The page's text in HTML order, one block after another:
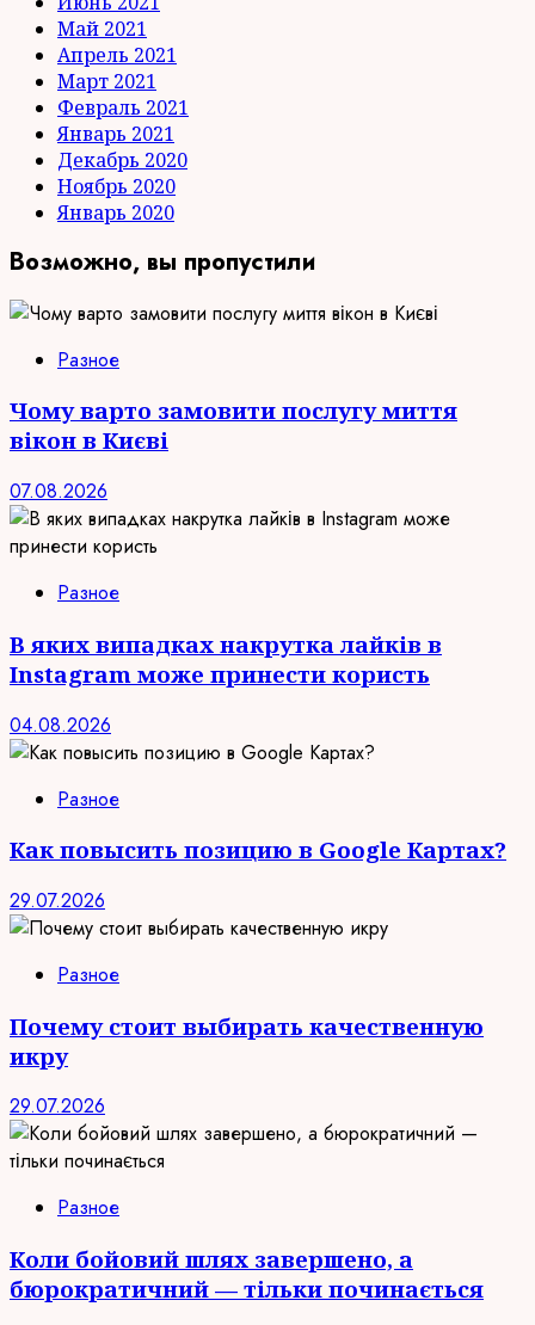
Май 2021
Апрель 2021
Март 2021
Февраль 2021
Январь 2021
Декабрь 2020
Ноябрь 2020
Январь 2020
Возможно, вы пропустили
Разное
Чому варто замовити послугу миття
вікон в Києві
07.08.2026
Разное
В яких випадках накрутка лайків в
Instagram може принести користь
04.08.2026
Разное
Как повысить позицию в Google Картах?
29.07.2026
Разное
Почему стоит выбирать качественную
икру
29.07.2026
Разное
Коли бойовий шлях завершено, а
бюрократичний — тільки починається